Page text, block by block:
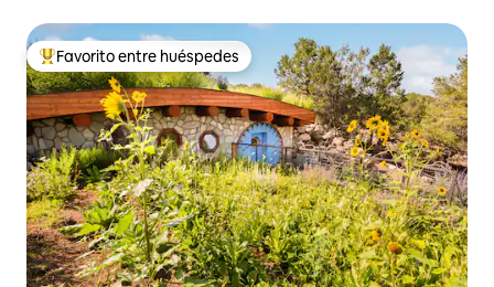
De los mejores en Favorito entre huéspedes
Favorito entre huéspedes